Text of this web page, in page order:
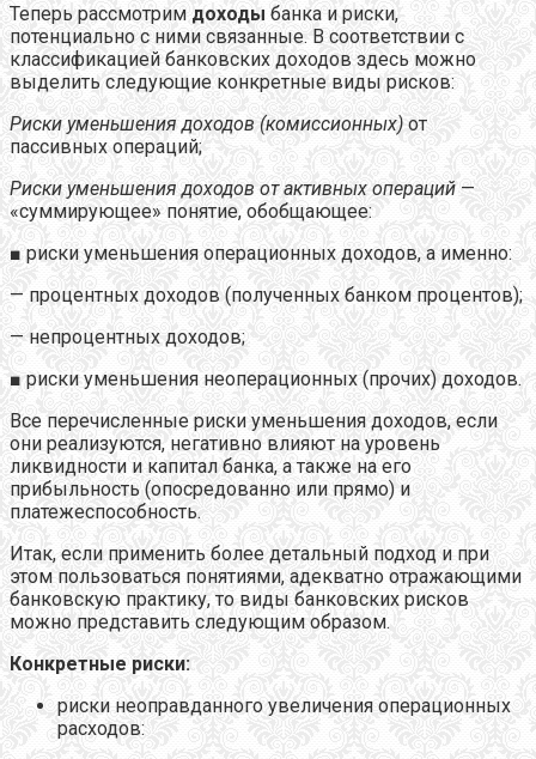
Теперь рассмотрим доходы банка и риски,
потенциально с ними связанные. В соответствии с
классификацией банковских доходов здесь можно
выделить следующие конкретные виды рисков:
Риски уменьшения доходов (комиссионных) от
пассивных операций;
Риски уменьшения доходов от активных операций —
«суммирующее» понятие, обобщающее:
■ риски уменьшения операционных доходов, а именно:
— процентных доходов (полученных банком процентов);
— непроцентных доходов;
■ риски уменьшения неоперационных (прочих) доходов.
Все перечисленные риски уменьшения доходов, если
они реализуются, негативно влияют на уровень
ликвидности и капитал банка, а также на его
прибыльность (опосредованно или прямо) и
платежеспособность.
Итак, если применить более детальный подход и при
этом пользоваться понятиями, адекватно отражающими
банковскую практику, то виды банковских рисков
можно представить следующим образом.
Конкретные риски:
риски неоправданного увеличения операционных
расходов: